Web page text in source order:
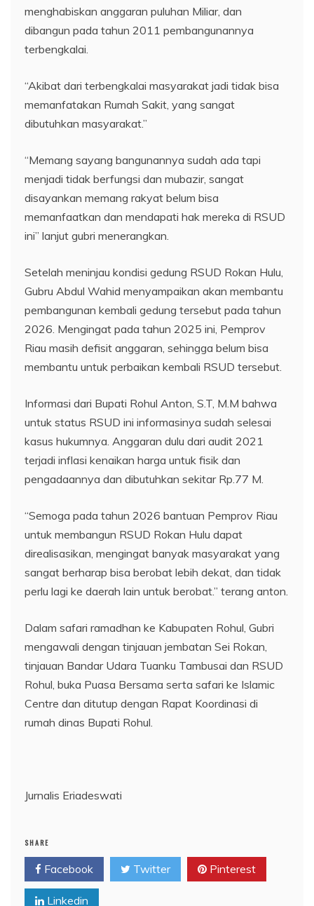
menghabiskan anggaran puluhan Miliar, dan
dibangun pada tahun 2011 pembangunannya
terbengkalai.
“Akibat dari terbengkalai masyarakat jadi tidak bisa
memanfatakan Rumah Sakit, yang sangat
dibutuhkan masyarakat.”
“Memang sayang bangunannya sudah ada tapi
menjadi tidak berfungsi dan mubazir, sangat
disayankan memang rakyat belum bisa
memanfaatkan dan mendapati hak mereka di RSUD
ini” lanjut gubri menerangkan.
Setelah meninjau kondisi gedung RSUD Rokan Hulu,
Gubru Abdul Wahid menyampaikan akan membantu
pembangunan kembali gedung tersebut pada tahun
2026. Mengingat pada tahun 2025 ini, Pemprov
Riau masih defisit anggaran, sehingga belum bisa
membantu untuk perbaikan kembali RSUD tersebut.
Informasi dari Bupati Rohul Anton, S.T, M.M bahwa
untuk status RSUD ini informasinya sudah selesai
kasus hukumnya. Anggaran dulu dari audit 2021
terjadi inflasi kenaikan harga untuk fisik dan
pengadaannya dan dibutuhkan sekitar Rp.77 M.
“Semoga pada tahun 2026 bantuan Pemprov Riau
untuk membangun RSUD Rokan Hulu dapat
direalisasikan, mengingat banyak masyarakat yang
sangat berharap bisa berobat lebih dekat, dan tidak
perlu lagi ke daerah lain untuk berobat.” terang anton.
Dalam safari ramadhan ke Kabupaten Rohul, Gubri
mengawali dengan tinjauan jembatan Sei Rokan,
tinjauan Bandar Udara Tuanku Tambusai dan RSUD
Rohul, buka Puasa Bersama serta safari ke Islamic
Centre dan ditutup dengan Rapat Koordinasi di
rumah dinas Bupati Rohul.
Jurnalis Eriadeswati
SHARE
Facebook Twitter Pinterest
Linkedin